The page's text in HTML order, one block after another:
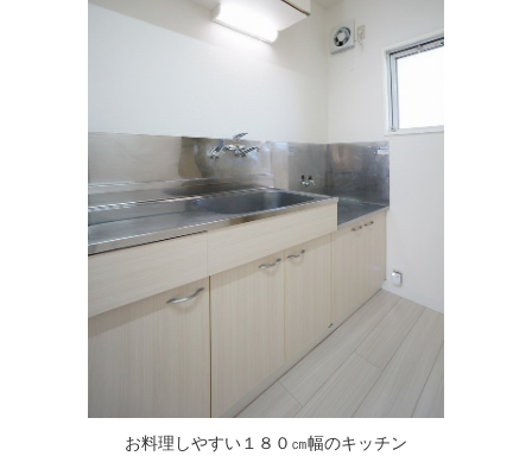
お料理しやすい１８０㎝幅のキッチン